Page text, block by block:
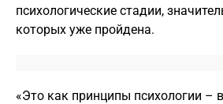
психологические стадии,
которых уже пройдена.
«Это как принципы психологии –